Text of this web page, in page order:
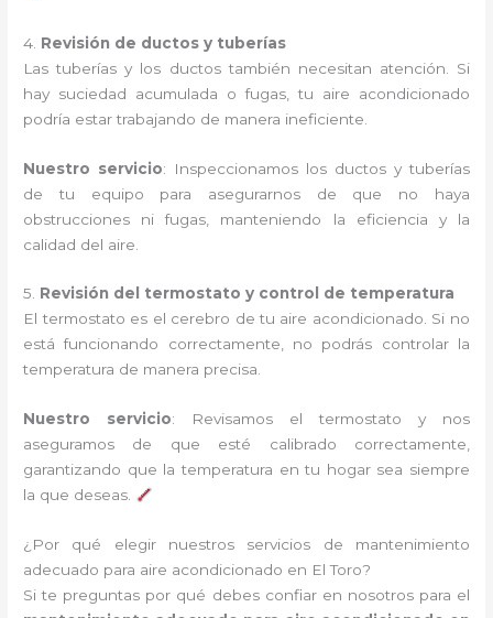
4. Revisión de ductos y tuberías
Las tuberías y los ductos también necesitan atención. Si
hay suciedad acumulada o fugas, tu aire acondicionado
podría estar trabajando de manera ineficiente.
Nuestro servicio: Inspeccionamos los ductos y tuberías
de tu equipo para asegurarnos de que no haya
obstrucciones ni fugas, manteniendo la eficiencia y la
calidad del aire.
5. Revisión del termostato y control de temperatura
El termostato es el cerebro de tu aire acondicionado. Si no
está funcionando correctamente, no podrás controlar la
temperatura de manera precisa.
Nuestro servicio: Revisamos el termostato y nos
aseguramos de que esté calibrado correctamente,
garantizando que la temperatura en tu hogar sea siempre
la que deseas.
¿Por qué elegir nuestros servicios de mantenimiento
adecuado para aire acondicionado en El Toro?
Si te preguntas por qué debes confiar en nosotros para el